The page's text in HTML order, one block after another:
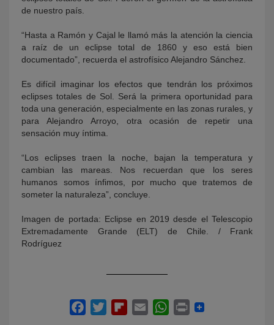
de nuestro país.
“Hasta a Ramón y Cajal le llamó más la atención la ciencia
a raíz de un eclipse total de 1860 y eso está bien
documentado”, recuerda el astrofísico Alejandro Sánchez.
Es difícil imaginar los efectos que tendrán los próximos
eclipses totales de Sol. Será la primera oportunidad para
toda una generación, especialmente en las zonas rurales, y
para Alejandro Arroyo, otra ocasión de repetir una
sensación muy íntima.
“Los eclipses traen la noche, bajan la temperatura y
cambian las mareas. Nos recuerdan que los seres
humanos somos ínfimos, por mucho que tratemos de
someter la naturaleza”, concluye.
Imagen de portada: Eclipse en 2019 desde el Telescopio
Extremadamente Grande (ELT) de Chile. / Frank
Rodríguez